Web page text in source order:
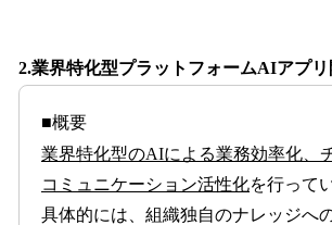
2.業界特化型プラットフォームAIアプ
■概要
業界特化型のAIによる業務効率化、
コミュニケーション活性化を行って
具体的には、組織独自のナレッジへ